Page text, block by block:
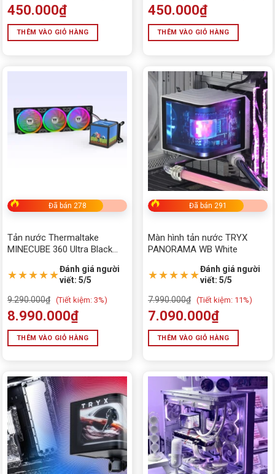
450.000₫
THÊM VÀO GIỎ HÀNG
450.000₫
THÊM VÀO GIỎ HÀNG
Đã bán 278
Tản nước Thermaltake
MINECUBE 360 Ultra Black
★★★★★Đánh giá người
viết: 5/5
9.290.000₫ (Tiết kiệm: 3%)
8.990.000₫
THÊM VÀO GIỎ HÀNG
Đã bán 291
Màn hình tản nước TRYX
PANORAMA WB White
★★★★★Đánh giá người
viết: 5/5
7.990.000₫ (Tiết kiệm: 11%)
7.090.000₫
THÊM VÀO GIỎ HÀNG